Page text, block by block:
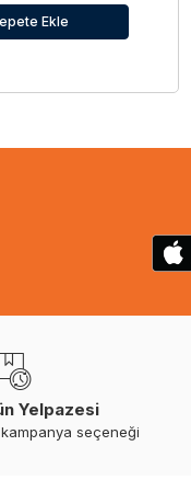
Ekle
Yelpazesi
seçeneği